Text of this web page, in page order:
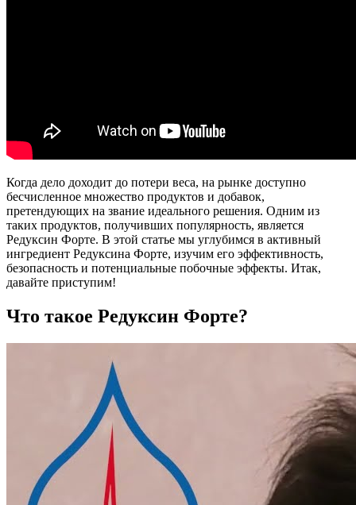
Когда дело доходит до потери веса, на рынке доступно
бесчисленное множество продуктов и добавок,
претендующих на звание идеального решения. Одним из
таких продуктов, получивших популярность, является
Редуксин Форте. В этой статье мы углубимся в активный
ингредиент Редуксина Форте, изучим его эффективность,
безопасность и потенциальные побочные эффекты. Итак,
давайте приступим!
Что такое Редуксин Форте?